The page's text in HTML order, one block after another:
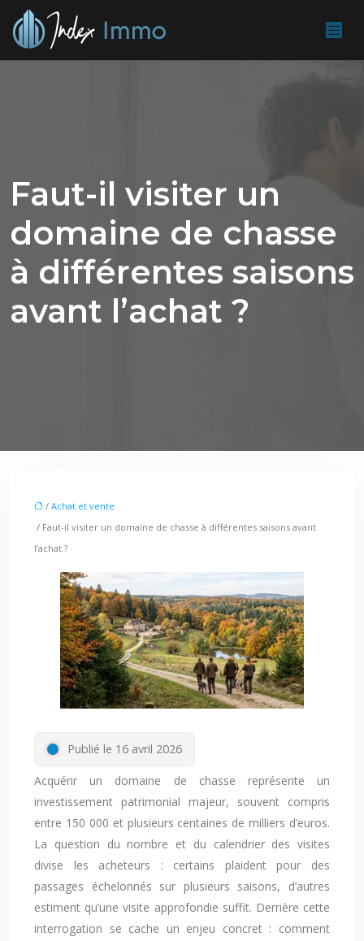
Faut-il visiter un
domaine de chasse
à différentes saisons
avant l’achat ?
/ Achat et vente
/ Faut-il visiter un domaine de chasse à différentes saisons avant
l’achat ?
Publié le 16 avril 2026
Acquérir un domaine de chasse représente un
investissement patrimonial majeur, souvent compris
entre 150 000 et plusieurs centaines de milliers d’euros.
La question du nombre et du calendrier des visites
divise les acheteurs : certains plaident pour des
passages échelonnés sur plusieurs saisons, d’autres
estiment qu’une visite approfondie suffit. Derrière cette
interrogation se cache un enjeu concret : comment